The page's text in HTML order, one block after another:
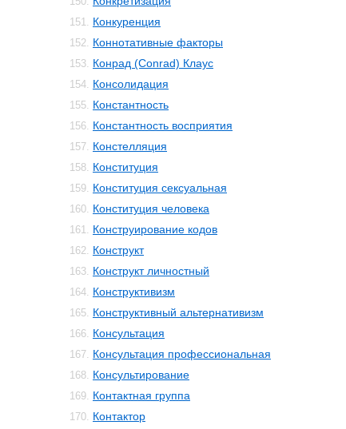
151. Конкуренция
152. Коннотативные факторы
153. Конрад (Conrad) Клаус
154. Консолидация
155. Константность
156. Константность восприятия
157. Констелляция
158. Конституция
159. Конституция сексуальная
160. Конституция человека
161. Конструирование кодов
162. Конструкт
163. Конструкт личностный
164. Конструктивизм
165. Конструктивный альтернативизм
166. Консультация
167. Консультация профессиональная
168. Консультирование
169. Контактная группа
170. Контактор